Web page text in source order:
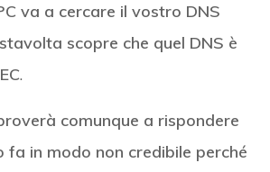
va a cercare il vostro DNS
scopre che quel DNS è
.
comunque a rispondere
fa in modo non credibile perché